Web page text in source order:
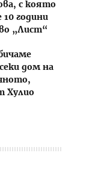
с която
10 години
„Лист“
дом на
Хулио